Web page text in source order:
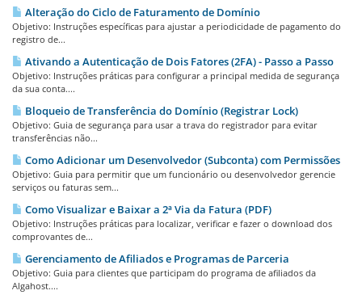
Alteração do Ciclo de Faturamento de Domínio
Objetivo: Instruções específicas para ajustar a periodicidade de pagamento do
registro de...
Ativando a Autenticação de Dois Fatores (2FA) - Passo a Passo
Objetivo: Instruções práticas para configurar a principal medida de segurança
da sua conta....
Bloqueio de Transferência do Domínio (Registrar Lock)
Objetivo: Guia de segurança para usar a trava do registrador para evitar
transferências não...
Como Adicionar um Desenvolvedor (Subconta) com Permissões
Objetivo: Guia para permitir que um funcionário ou desenvolvedor gerencie
serviços ou faturas sem...
Como Visualizar e Baixar a 2ª Via da Fatura (PDF)
Objetivo: Instruções práticas para localizar, verificar e fazer o download dos
comprovantes de...
Gerenciamento de Afiliados e Programas de Parceria
Objetivo: Guia para clientes que participam do programa de afiliados da
Algahost....